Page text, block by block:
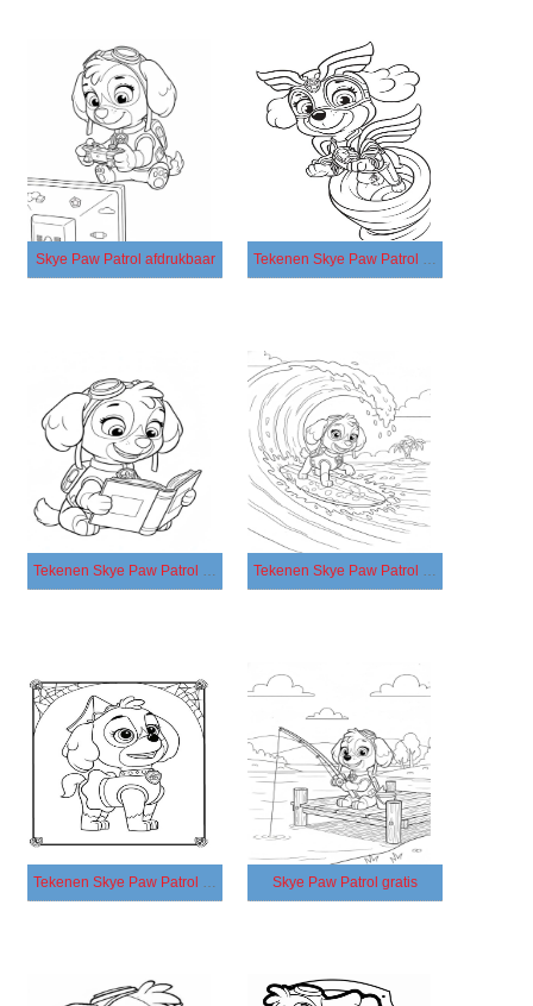
Skye Paw Patrol afdrukbaar Tekenen Skye Paw Patrol gratis simpel
Tekenen Skye Paw Patrol gratis afdrukbaar Tekenen Skye Paw Patrol afdrukbaar
Tekenen Skye Paw Patrol gratis afdrukbaar eenvoudig Skye Paw Patrol gratis